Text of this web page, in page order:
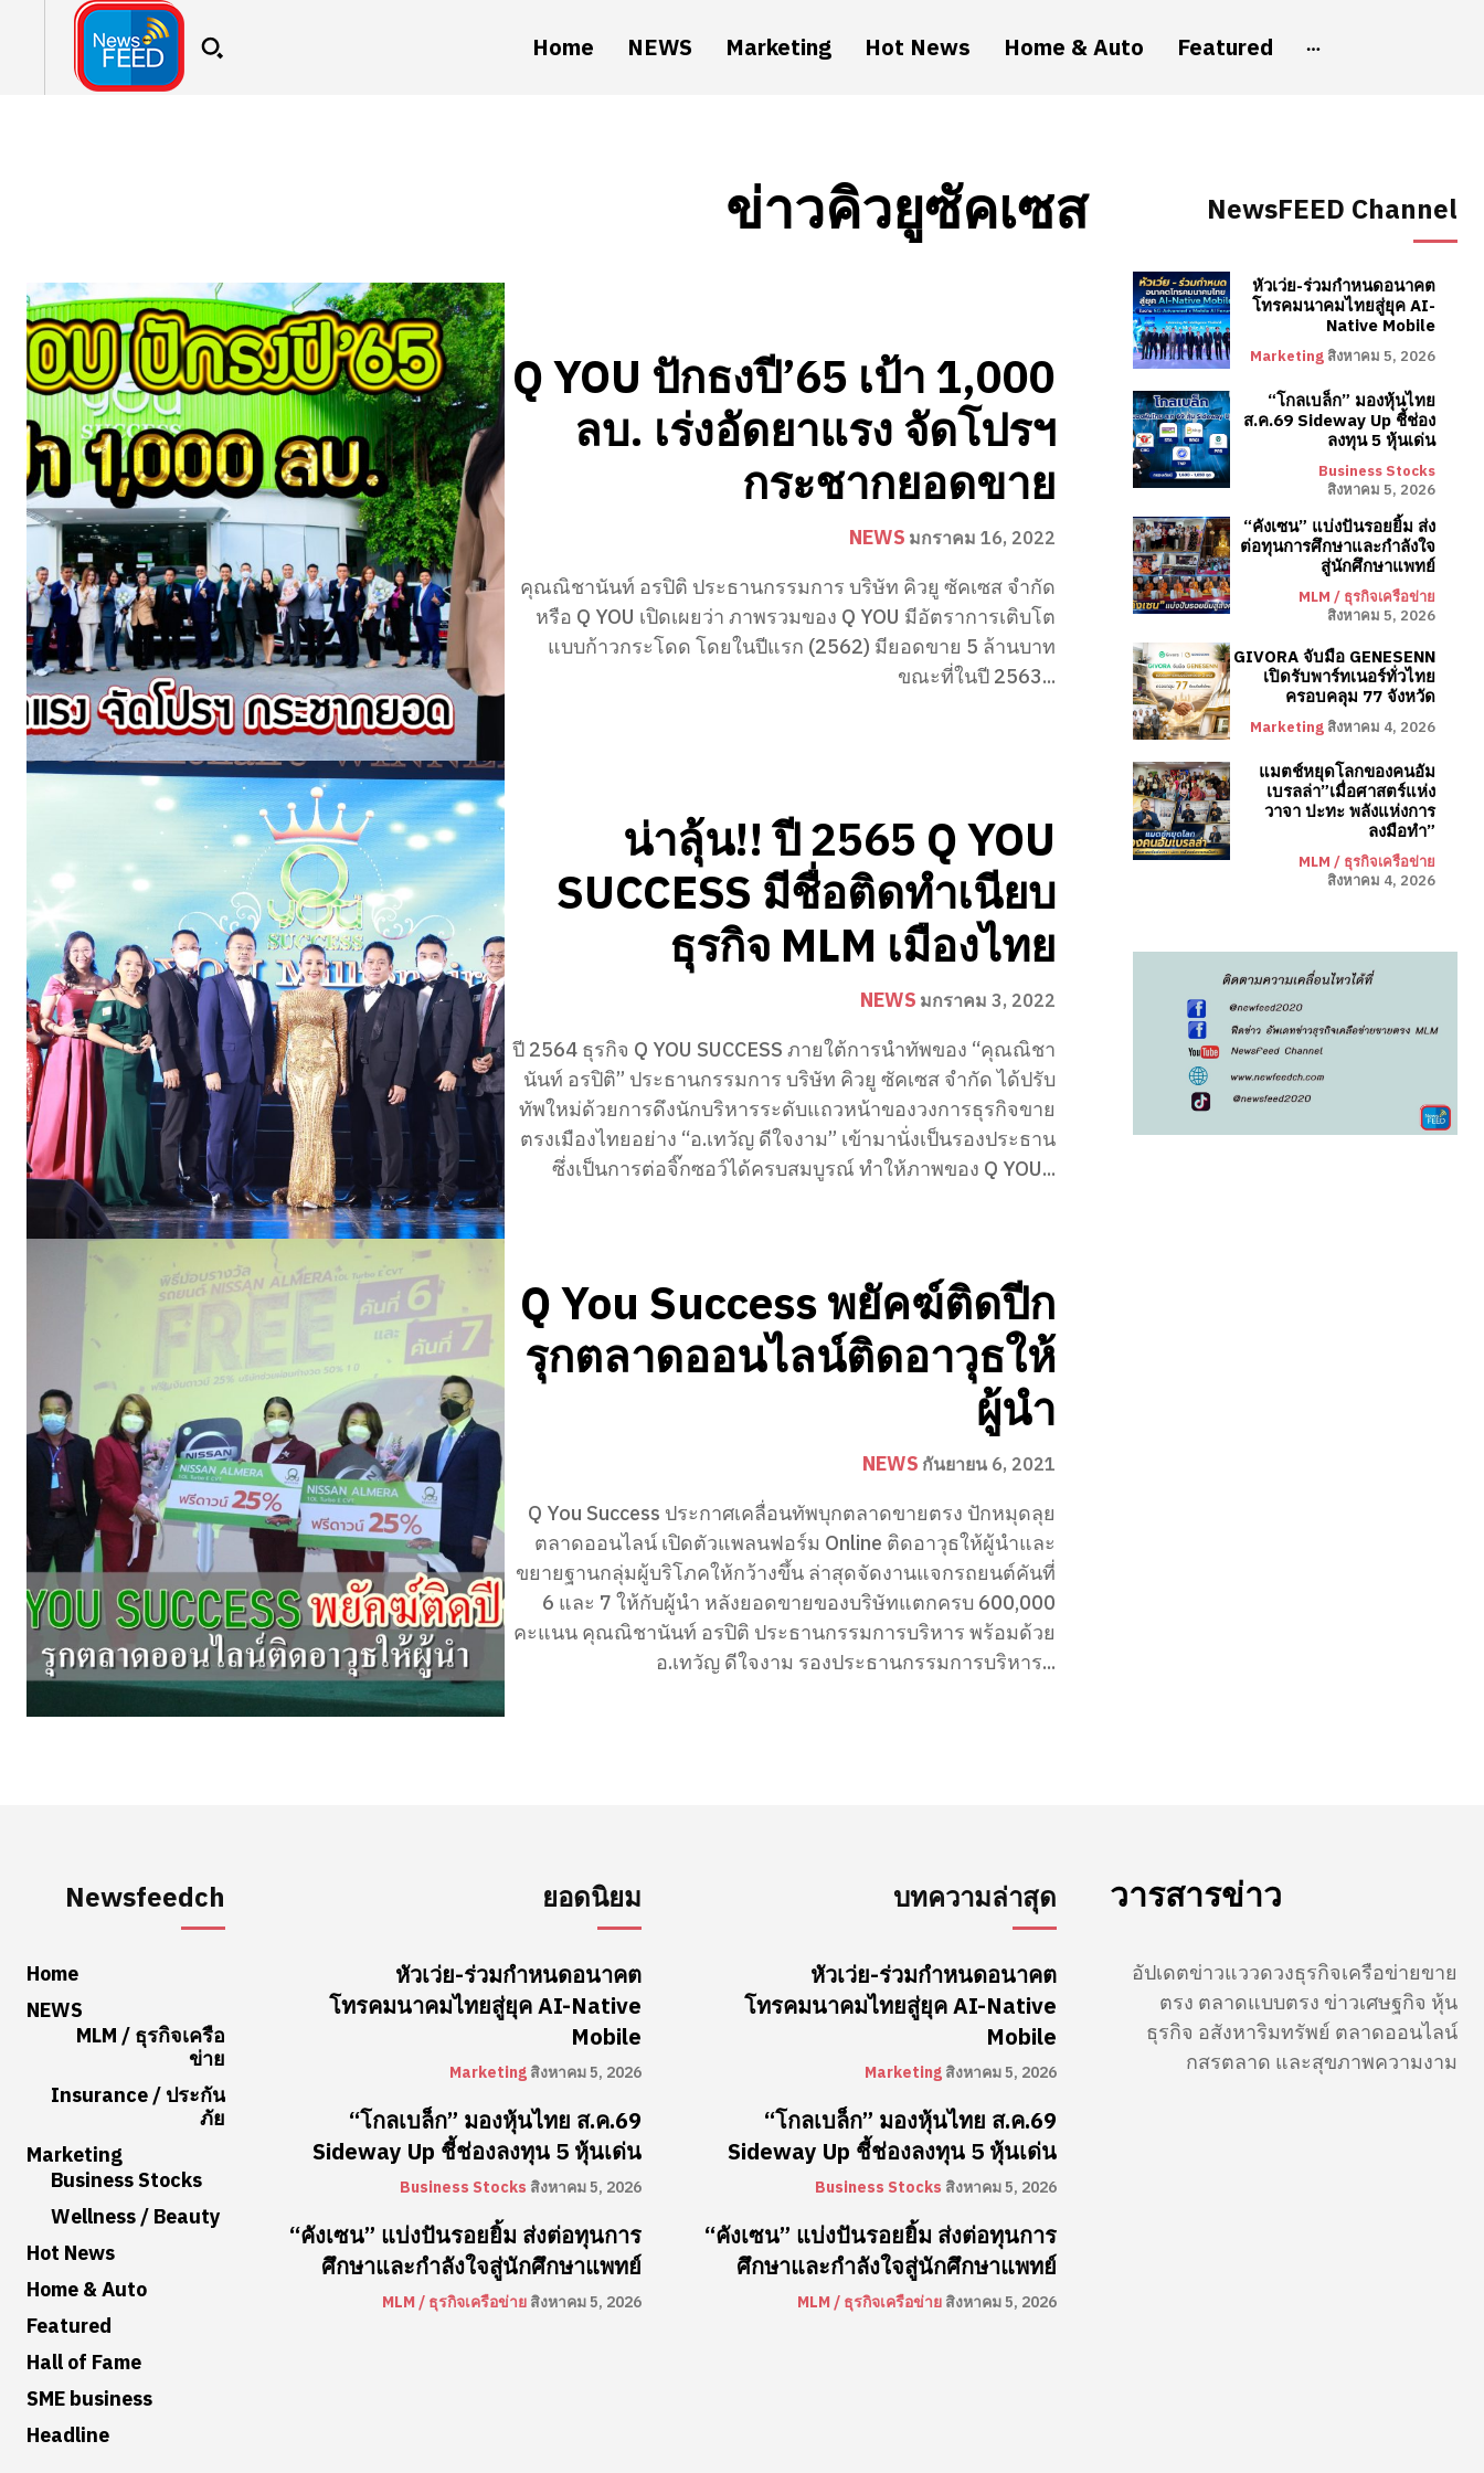
Home NEWS Marketing Hot News Home & Auto Featured
ข่าวคิวยูซัคเซส
Q YOU ปักธงปี’65 เป้า 1,000
ลบ. เร่งอัดยาแรง จัดโปรฯ
กระชากยอดขาย
NEWS มกราคม 16, 2022
คุณณิชานันท์ อรปิติ ประธานกรรมการ บริษัท คิวยู ซัคเซส จำกัด
หรือ Q YOU เปิดเผยว่า ภาพรวมของ Q YOU มีอัตราการเติบโต
แบบก้าวกระโดด โดยในปีแรก (2562) มียอดขาย 5 ล้านบาท
ขณะที่ในปี 2563...
น่าลุ้น!! ปี 2565 Q YOU
SUCCESS มีชื่อติดทำเนียบ
ธุรกิจ MLM เมืองไทย
NEWS มกราคม 3, 2022
ปี 2564 ธุรกิจ Q YOU SUCCESS ภายใต้การนำทัพของ “คุณณิชา
นันท์ อรปิติ” ประธานกรรมการ บริษัท คิวยู ซัคเซส จำกัด ได้ปรับ
ทัพใหม่ด้วยการดึงนักบริหารระดับแถวหน้าของวงการธุรกิจขาย
ตรงเมืองไทยอย่าง “อ.เทวัญ ดีใจงาม” เข้ามานั่งเป็นรองประธาน
ซึ่งเป็นการต่อจิ๊กซอว์ได้ครบสมบูรณ์ ทำให้ภาพของ Q YOU...
Q You Success พยัคฆ์ติดปีก
รุกตลาดออนไลน์ติดอาวุธให้
ผู้นำ
NEWS กันยายน 6, 2021
Q You Success ประกาศเคลื่อนทัพบุกตลาดขายตรง ปักหมุดลุย
ตลาดออนไลน์ เปิดตัวแพลนฟอร์ม Online ติดอาวุธให้ผู้นำและ
ขยายฐานกลุ่มผู้บริโภคให้กว้างขึ้น ล่าสุดจัดงานแจกรถยนต์คันที่
6 และ 7 ให้กับผู้นำ หลังยอดขายของบริษัทแตกครบ 600,000
คะแนน คุณณิชานันท์ อรปิติ ประธานกรรมการบริหาร พร้อมด้วย
อ.เทวัญ ดีใจงาม รองประธานกรรมการบริหาร...
NewsFEED Channel
หัวเว่ย-ร่วมกำหนดอนาคต
โทรคมนาคมไทยสู่ยุค AI-
Native Mobile
Marketing สิงหาคม 5, 2026
“โกลเบล็ก” มองหุ้นไทย
ส.ค.69 Sideway Up ชี้ช่อง
ลงทุน 5 หุ้นเด่น
Business Stocks
สิงหาคม 5, 2026
“คังเซน” แบ่งปันรอยยิ้ม ส่ง
ต่อทุนการศึกษาและกำลังใจ
สู่นักศึกษาแพทย์
MLM / ธุรกิจเครือข่าย
สิงหาคม 5, 2026
GIVORA จับมือ GENESENN
เปิดรับพาร์ทเนอร์ทั่วไทย
ครอบคลุม 77 จังหวัด
Marketing สิงหาคม 4, 2026
แมตช์หยุดโลกของคนอัม
เบรลล่า”เมื่อศาสตร์แห่ง
วาจา ปะทะ พลังแห่งการ
ลงมือทำ”
MLM / ธุรกิจเครือข่าย
สิงหาคม 4, 2026
Newsfeedch
Home
NEWS
MLM / ธุรกิจเครือ
ข่าย
Insurance / ประกัน
ภัย
Marketing
Business Stocks
Wellness / Beauty
Hot News
Home & Auto
Featured
Hall of Fame
SME business
Headline
ยอดนิยม
หัวเว่ย-ร่วมกำหนดอนาคต
โทรคมนาคมไทยสู่ยุค AI-Native
Mobile
Marketing สิงหาคม 5, 2026
“โกลเบล็ก” มองหุ้นไทย ส.ค.69
Sideway Up ชี้ช่องลงทุน 5 หุ้นเด่น
Business Stocks สิงหาคม 5, 2026
“คังเซน” แบ่งปันรอยยิ้ม ส่งต่อทุนการ
ศึกษาและกำลังใจสู่นักศึกษาแพทย์
MLM / ธุรกิจเครือข่าย สิงหาคม 5, 2026
บทความล่าสุด
หัวเว่ย-ร่วมกำหนดอนาคต
โทรคมนาคมไทยสู่ยุค AI-Native
Mobile
Marketingสิงหาคม 5, 2026
“โกลเบล็ก” มองหุ้นไทย ส.ค.69
Sideway Up ชี้ช่องลงทุน 5 หุ้นเด่น
Business Stocks สิงหาคม 5, 2026
“คังเซน” แบ่งปันรอยยิ้ม ส่งต่อทุนการ
ศึกษาและกำลังใจสู่นักศึกษาแพทย์
MLM / ธุรกิจเครือข่ายสิงหาคม 5, 2026
วารสารข่าว
อัปเดตข่าวแววดวงธุรกิจเครือข่ายขาย
ตรง ตลาดแบบตรง ข่าวเศษฐกิจ หุ้น
ธุรกิจ อสังหาริมทรัพย์ ตลาดออนไลน์
กสรตลาด และสุขภาพความงาม